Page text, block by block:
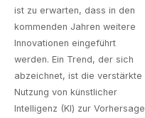
ist zu erwarten, dass in den
kommenden Jahren weitere
Innovationen eingeführt
werden. Ein Trend, der sich
abzeichnet, ist die verstärkte
Nutzung von künstlicher
Intelligenz (KI) zur Vorhersage